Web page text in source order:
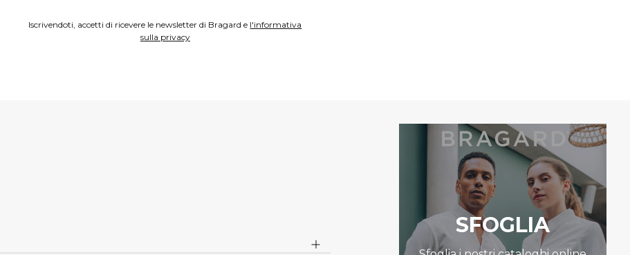
Iscrivendoti, accetti di ricevere le newsletter di Bragard e l'informativa
sulla privacy
SFOGLIA